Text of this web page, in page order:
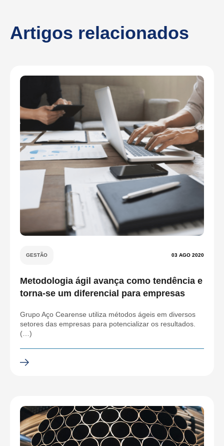
Artigos relacionados
GESTÃO 03 AGO 2020
Metodologia ágil avança como tendência e
torna-se um diferencial para empresas
Grupo Aço Cearense utiliza métodos ágeis em diversos
setores das empresas para potencializar os resultados.
(…)